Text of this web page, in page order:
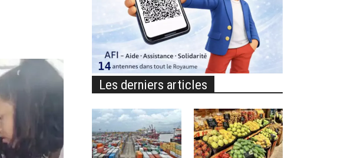
Les derniers articles